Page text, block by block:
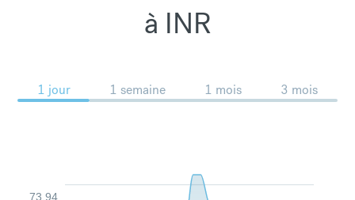
à INR
1 jour 1 semaine 1 mois 3 mois
73.94